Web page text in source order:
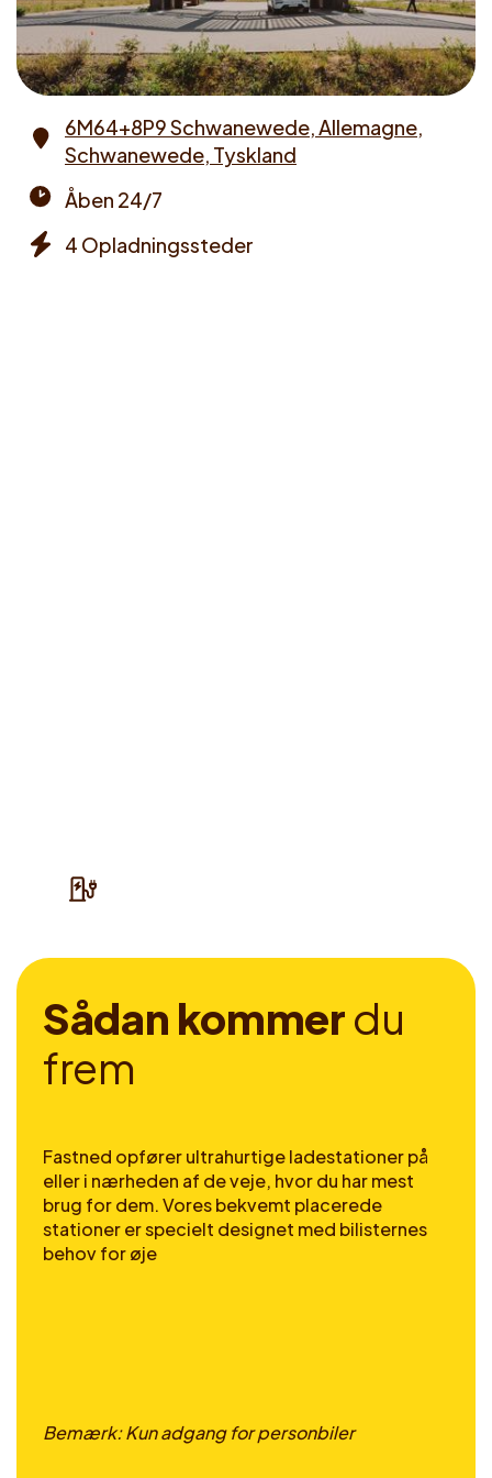
Address
6M64+8P9 Schwanewede, Allemagne,
Schwanewede, Tyskland
times
Åben 24/7
4 Opladningssteder
Sådan kommerdu
frem
Fastned opfører ultrahurtige ladestationer på
eller i nærheden af de veje, hvor du har mest
brug for dem. Vores bekvemt placerede
stationer er specielt designet med bilisternes
behov for øje
Bemærk: Kun adgang for personbiler